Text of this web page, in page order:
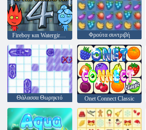
Fireboy και Watergirl 4: Crystal Temple Φρούτα συντριβή
Θάλασσα Θωρηκτό Onet Connect Classic